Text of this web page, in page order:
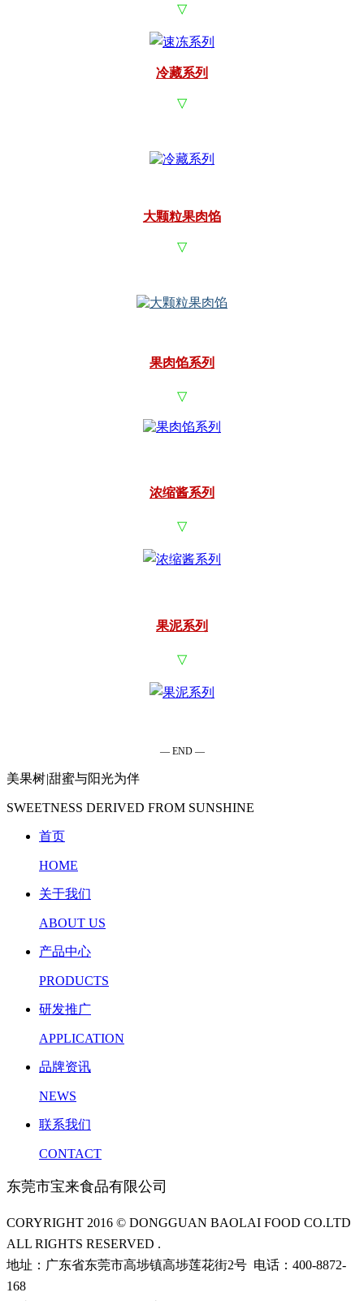
▽
冷藏系列
▽
大颗粒果肉馅
▽
果肉馅系列
▽
浓缩酱系列
▽
果泥系列
▽
— END —
美果树|甜蜜与阳光为伴
SWEETNESS DERIVED FROM SUNSHINE
首页
HOME
关于我们
ABOUT US
产品中心
PRODUCTS
研发推广
APPLICATION
品牌资讯
NEWS
联系我们
CONTACT
东莞市宝来食品有限公司
CORYRIGHT 2016 © DONGGUAN BAOLAI FOOD CO.LTD
ALL RIGHTS RESERVED .
地址：广东省东莞市高埗镇高埗莲花街2号 电话：400-8872-
168